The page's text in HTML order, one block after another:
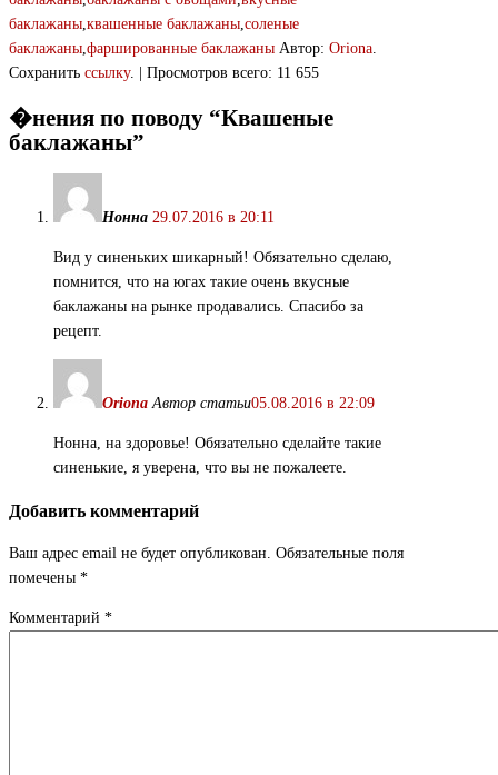
баклажаны,квашенные баклажаны,соленые
баклажаны,фаршированные баклажаны Автор: Oriona.
Сохранить ссылку. | Просмотров всего: 11 655
�нения по поводу “Квашеные
баклажаны”
Нонна 29.07.2016 в 20:11
Вид у синеньких шикарный! Обязательно сделаю,
помнится, что на югах такие очень вкусные
баклажаны на рынке продавались. Спасибо за
рецепт.
Oriona Автор статьи05.08.2016 в 22:09
Нонна, на здоровье! Обязательно сделайте такие
синенькие, я уверена, что вы не пожалеете.
Добавить комментарий
Ваш адрес email не будет опубликован. Обязательные поля
помечены *
Комментарий *